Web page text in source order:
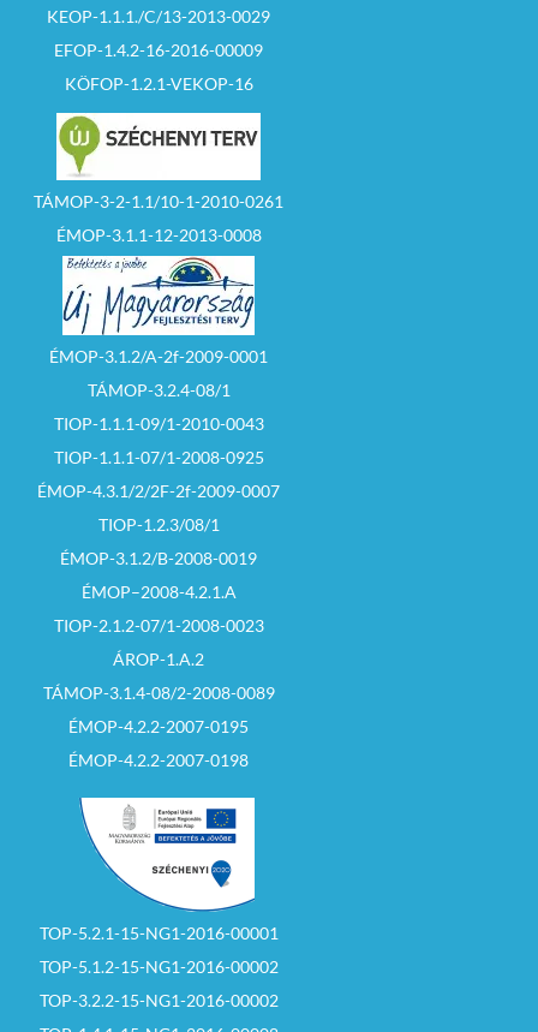
KEOP-1.1.1./C/13-2013-0029
EFOP-1.4.2-16-2016-00009
KÖFOP-1.2.1-VEKOP-16
TÁMOP-3-2-1.1/10-1-2010-0261
ÉMOP-3.1.1-12-2013-0008
ÉMOP-3.1.2/A-2f-2009-0001
TÁMOP-3.2.4-08/1
TIOP-1.1.1-09/1-2010-0043
TIOP-1.1.1-07/1-2008-0925
ÉMOP-4.3.1/2/2F-2f-2009-0007
TIOP-1.2.3/08/1
ÉMOP-3.1.2/B-2008-0019
ÉMOP–2008-4.2.1.A
TIOP-2.1.2-07/1-2008-0023
ÁROP-1.A.2
TÁMOP-3.1.4-08/2-2008-0089
ÉMOP-4.2.2-2007-0195
ÉMOP-4.2.2-2007-0198
TOP-5.2.1-15-NG1-2016-00001
TOP-5.1.2-15-NG1-2016-00002
TOP-3.2.2-15-NG1-2016-00002